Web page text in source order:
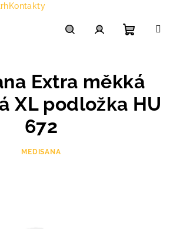
Kontakty
košík
Extra měkká
XL podložka HU
672
MEDISANA